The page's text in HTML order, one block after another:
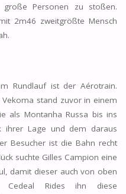
große Personen zu stoßen.
2m46 zweitgrößte Mensch
Rundlauf ist der Aérotrain.
stand zuvor in einem
als Montanha Russa bis ins
ihrer Lage und dem daraus
Besucher ist die Bahn recht
suchte Gilles Campion eine
damit dieser auch von oben
Cedeal Rides ihn diese